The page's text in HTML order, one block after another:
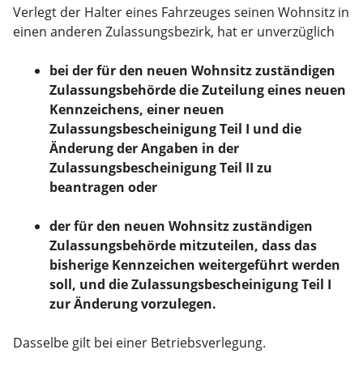
Verlegt der Halter eines Fahrzeuges seinen Wohnsitz in
einen anderen Zulassungsbezirk, hat er unverzüglich
bei der für den neuen Wohnsitz zuständigen
Zulassungsbehörde die Zuteilung eines neuen
Kennzeichens, einer neuen
Zulassungsbescheinigung Teil I und die
Änderung der Angaben in der
Zulassungsbescheinigung Teil II zu
beantragen oder
der für den neuen Wohnsitz zuständigen
Zulassungsbehörde mitzuteilen, dass das
bisherige Kennzeichen weitergeführt werden
soll, und die Zulassungsbescheinigung Teil I
zur Änderung vorzulegen.
Dasselbe gilt bei einer Betriebsverlegung.